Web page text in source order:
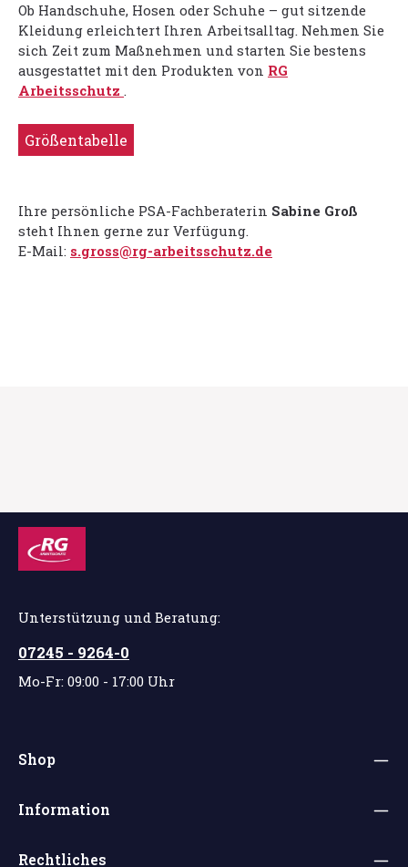
Ob Handschuhe, Hosen oder Schuhe – gut sitzende
Kleidung erleichtert Ihren Arbeitsalltag. Nehmen Sie
sich Zeit zum Maßnehmen und starten Sie bestens
ausgestattet mit den Produkten von RG
Arbeitsschutz .
Größentabelle
Ihre persönliche PSA-Fachberaterin Sabine Groß
steht Ihnen gerne zur Verfügung.
E-Mail: s.gross@rg-arbeitsschutz.de
Unterstützung und Beratung:
07245 - 9264-0
Mo-Fr: 09:00 - 17:00 Uhr
Shop
Information
Rechtliches